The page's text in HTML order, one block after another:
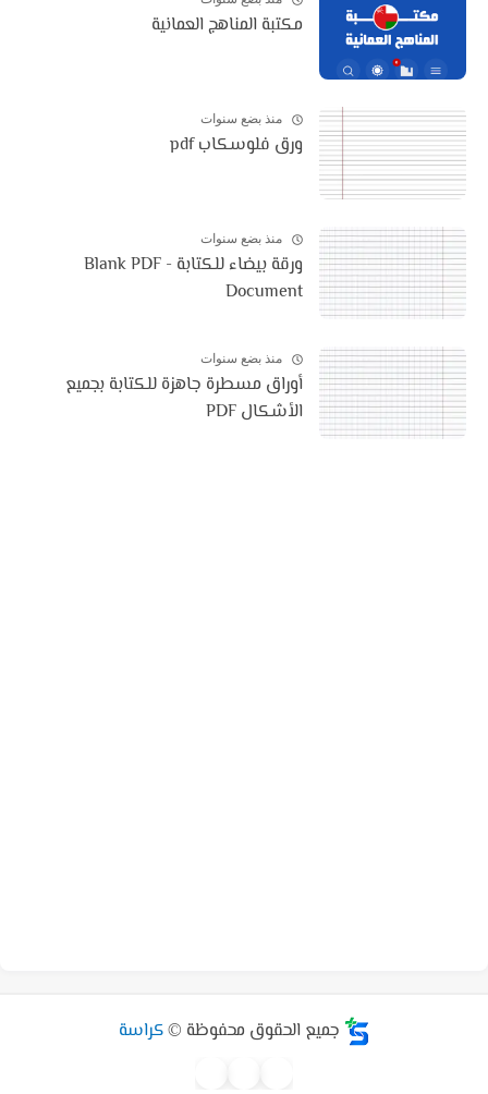
مكتبة المناهج العمانية
منذ بضع سنوات
ورق فلوسكاب pdf
منذ بضع سنوات
ورقة بيضاء للكتابة - Blank PDF
Document
منذ بضع سنوات
أوراق مسطرة جاهزة للكتابة بجميع
الأشكال PDF
جميع الحقوق محفوظة © كراسة